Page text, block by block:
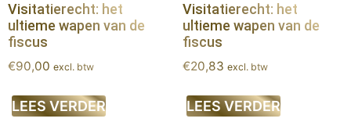
Visitatierecht: het
ultieme wapen van de
fiscus
€90,00 excl. btw
LEES VERDER
Visitatierecht: het
ultieme wapen van de
fiscus
€20,83 excl. btw
LEES VERDER